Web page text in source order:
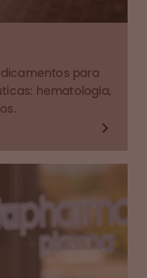
para
hematología,